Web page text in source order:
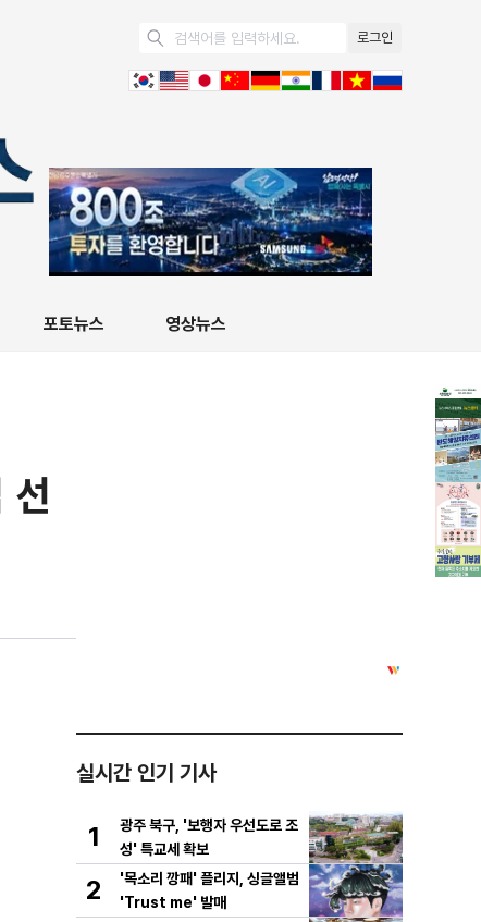
로그인
포토뉴스 영상뉴스
실시간 인기 기사
1
광주 북구, '보행자 우선도로 조
성' 특교세 확보
2
'목소리 깡패' 플리지, 싱글앨범
'Trust me' 발매